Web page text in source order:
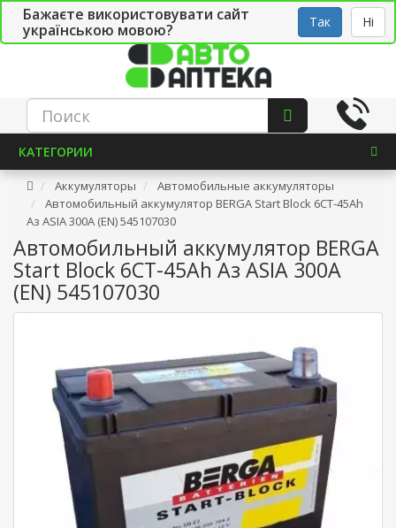
Бажаєте використовувати сайт
українською мовою?
Так Ні
СТО Укр
КАТЕГОРИИ
Аккумуляторы
Автомобильные аккумуляторы
Автомобильный аккумулятор BERGA Start Block 6СТ-45Ah
Аз ASIA 300A (EN) 545107030
Автомобильный аккумулятор BERGA
Start Block 6СТ-45Ah Аз ASIA 300A
(EN) 545107030